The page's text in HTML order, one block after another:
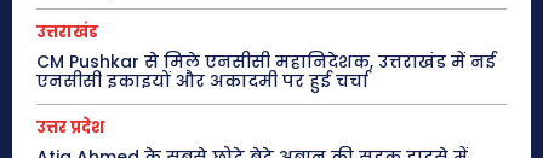
उत्तराखंड
CM Pushkar से मिले एनसीसी महानिदेशक, उत्तराखंड में नई
एनसीसी इकाइयों और अकादमी पर हुई चर्चा
उत्तर प्रदेश